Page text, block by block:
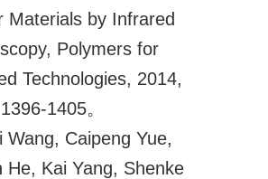
Materials by Infrared
Polymers for
Technologies, 2014,
1405。
Wang, Caipeng Yue,
He, Kai Yang, Shenke